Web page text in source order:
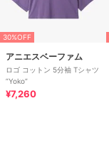
30%OFF
アニエスベーファム
ロゴ コットン 5分袖 Tシャツ
”Yoko”
¥7,260